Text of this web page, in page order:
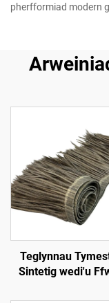
pherfformiad modern
Teglynnau
Sintetig wedi'u